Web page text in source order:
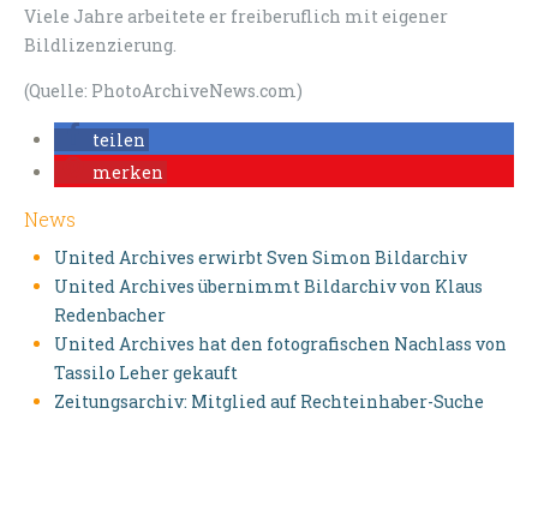
Viele Jahre arbeitete er freiberuflich mit eigener
Bildlizenzierung.
(Quelle: PhotoArchiveNews.com)
teilen
merken
News
United Archives erwirbt Sven Simon Bildarchiv
United Archives übernimmt Bildarchiv von Klaus
Redenbacher
United Archives hat den fotografischen Nachlass von
Tassilo Leher gekauft
Zeitungsarchiv: Mitglied auf Rechteinhaber-Suche